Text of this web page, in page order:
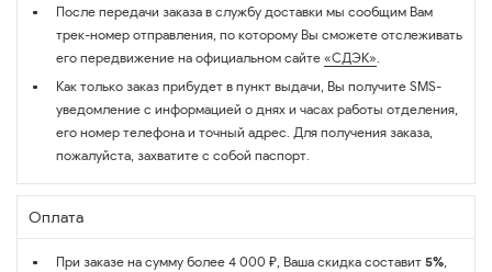
После передачи заказа в службу доставки мы сообщим Вам
трек-номер отправления, по которому Вы сможете отслеживать
его передвижение на официальном сайте «СДЭК».
Как только заказ прибудет в пункт выдачи, Вы получите SMS-
уведомление с информацией о днях и часах работы отделения,
его номер телефона и точный адрес. Для получения заказа,
пожалуйста, захватите с собой паспорт.
Оплата
При заказе на сумму более 4 000 ₽, Ваша скидка составит 5%,